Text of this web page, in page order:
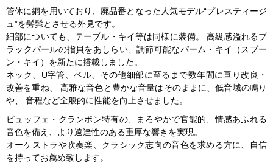
管体に銅を用いており、廃品番となった人気モデル“プレスティージ
ュ”を髣髴とさせる外見です。
細部についても、テーブル・キイ等は同様に装備。 高級感溢れるブ
ラックパールの指貝をあしらい、調節可能なパーム・キイ（スプー
ン・キイ）を新たに搭載しました。
ネック、U字管、ベル、その他細部に至るまで数年間に亘り改良・
改善を重ね、 高雅な音色と豊かな音量はそのままに、低音域の鳴り
や、 音程など全般的に性能を向上させました。
ビュッフェ・クランポン特有の、まろやかで官能的、情感あふれる
音色を備え、より遠達性のある重厚な響きを実現。
オーケストラや吹奏楽、クラシック志向の音色を求める方に、自信
を持ってお薦め致します。